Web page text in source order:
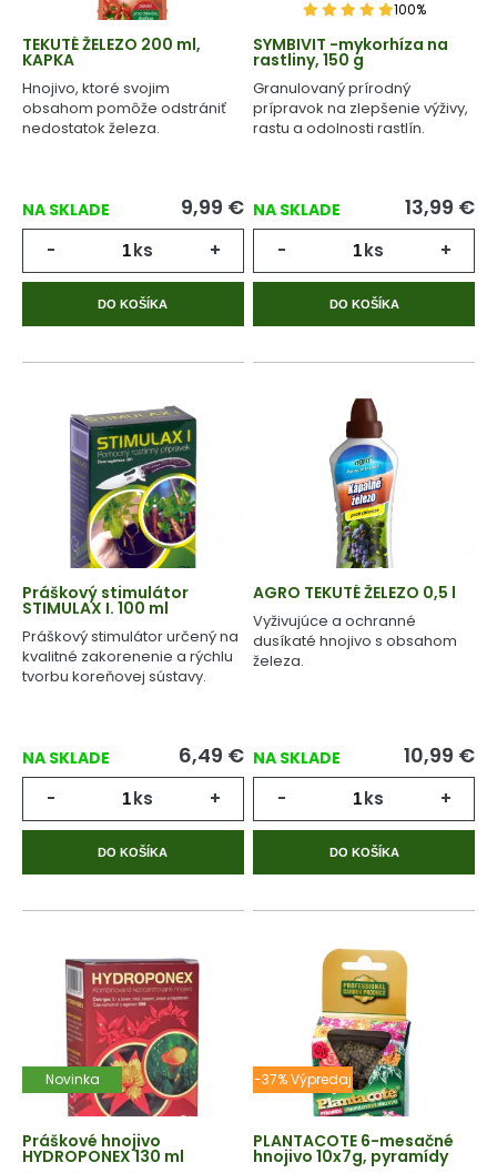
TEKUTÉ ŽELEZO 200 ml,
KAPKA
Hnojivo, ktoré svojim
obsahom pomôže odstrániť
nedostatok železa.
NA SKLADE 9,99 €
- ks +
DO KOŠÍKA
100%
SYMBIVIT -mykorhíza na
rastliny, 150 g
Granulovaný prírodný
prípravok na zlepšenie výživy,
rastu a odolnosti rastlín.
NA SKLADE 13,99 €
- ks +
DO KOŠÍKA
Práškový stimulátor
STIMULAX I. 100 ml
Práškový stimulátor určený na
kvalitné zakorenenie a rýchlu
tvorbu koreňovej sústavy.
NA SKLADE 6,49 €
- ks +
DO KOŠÍKA
AGRO TEKUTÉ ŽELEZO 0,5 l
Vyživujúce a ochranné
dusíkaté hnojivo s obsahom
železa.
NA SKLADE 10,99 €
- ks +
DO KOŠÍKA
Novinka
Práškové hnojivo
HYDROPONEX 130 ml
-37% Výpredaj
PLANTACOTE 6-mesačné
hnojivo 10x7g, pyramídy